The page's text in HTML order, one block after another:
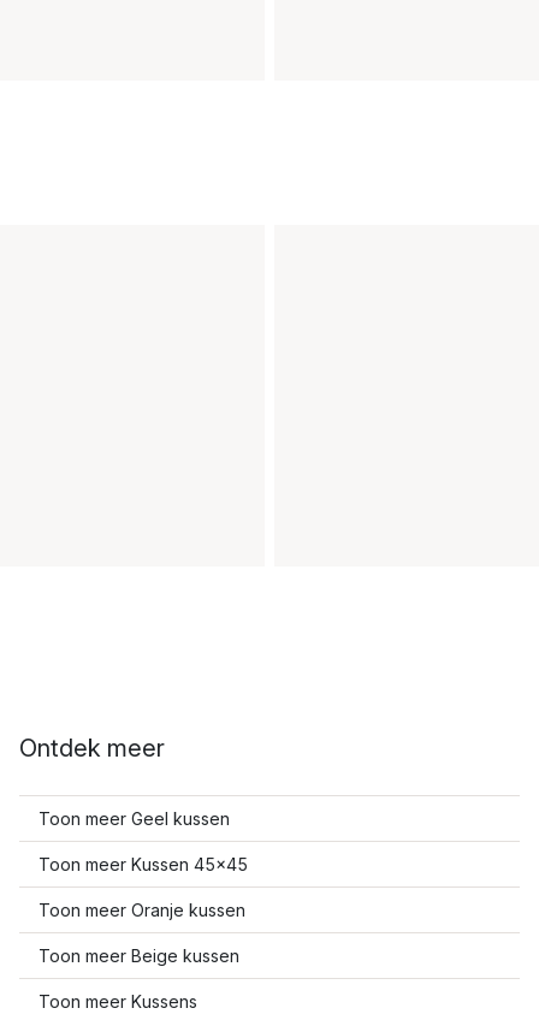
Ontdek meer
Toon meer Geel kussen
Toon meer Kussen 45x45
Toon meer Oranje kussen
Toon meer Beige kussen
Toon meer Kussens